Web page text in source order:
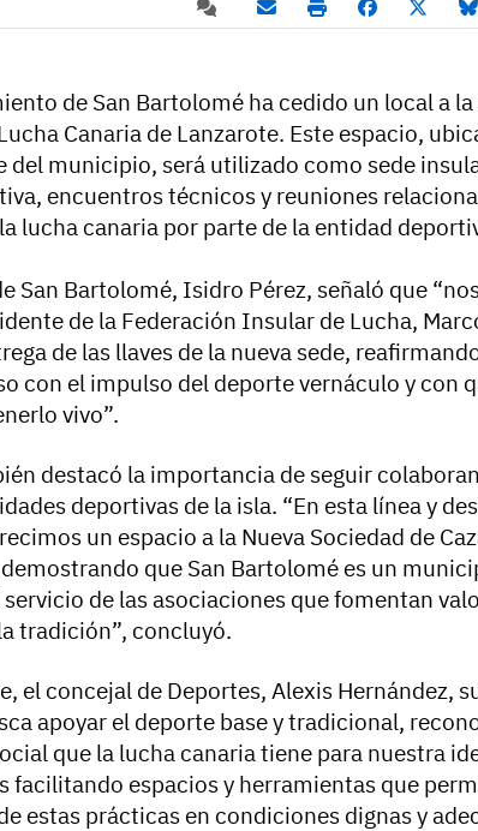
de San Bartolomé ha cedido un local a
Canaria de Lanzarote. Este espacio,
del municipio, será utilizado como sede
encuentros técnicos y reuniones
lucha canaria por parte de la entidad
San Bartolomé, Isidro Pérez, señaló que
de la Federación Insular de Lucha,
de las llaves de la nueva sede,
con el impulso del deporte vernáculo y con
vivo”.
destacó la importancia de seguir
deportivas de la isla. “En esta línea y
un espacio a la Nueva Sociedad de
que San Bartolomé es un
de las asociaciones que fomentan
tradición”, concluyó.
el concejal de Deportes, Alexis Hernández,
apoyar el deporte base y tradicional,
que la lucha canaria tiene para nuestra
facilitando espacios y herramientas que
estas prácticas en condiciones dignas y